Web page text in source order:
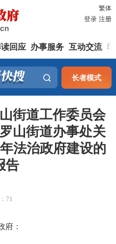
繁体
登录 注册
回应 办事服务 互动交流
长者模式
街道工作委员会
山街道办事处关
法治政府建设的
告
71
府：